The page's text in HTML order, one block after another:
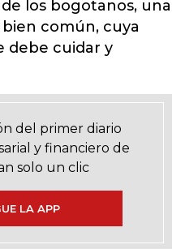
los bogotanos, una
común, cuya
debe cuidar y
del primer diario
y financiero de
solo un clic
LA APP